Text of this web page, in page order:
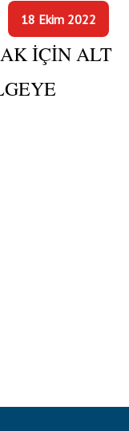
18 Ekim 2022
İÇİN ALT